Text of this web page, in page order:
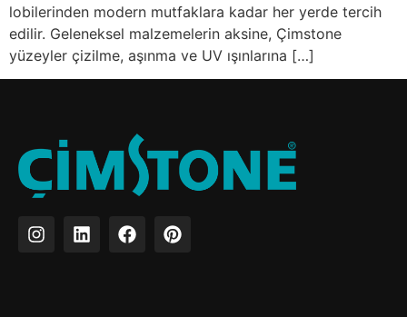
lobilerinden modern mutfaklara kadar her yerde tercih
edilir. Geleneksel malzemelerin aksine, Çimstone
yüzeyler çizilme, aşınma ve UV ışınlarına […]